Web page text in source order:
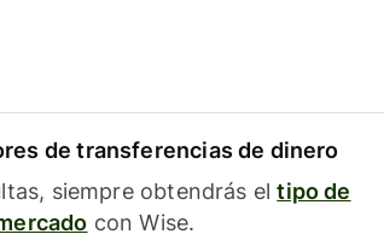
de transferencias de dinero
siempre obtendrás eltipo de
con Wise.